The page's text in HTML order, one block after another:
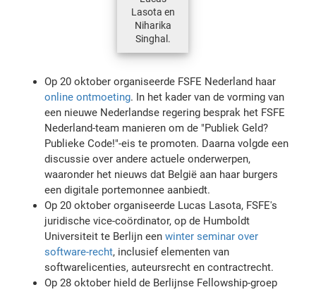
Lasota en
Niharika
Singhal.
Op 20 oktober organiseerde FSFE Nederland haar
online ontmoeting. In het kader van de vorming van
een nieuwe Nederlandse regering besprak het FSFE
Nederland-team manieren om de "Publiek Geld?
Publieke Code!"-eis te promoten. Daarna volgde een
discussie over andere actuele onderwerpen,
waaronder het nieuws dat België aan haar burgers
een digitale portemonnee aanbiedt.
Op 20 oktober organiseerde Lucas Lasota, FSFE's
juridische vice-coördinator, op de Humboldt
Universiteit te Berlijn eenwinter seminar over
software-recht, inclusief elementen van
softwarelicenties, auteursrecht en contractrecht.
Op 28 oktober hield de Berlijnse Fellowship-groep